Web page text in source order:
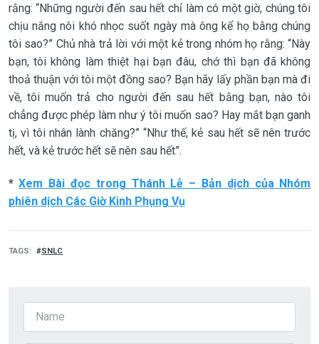
rằng: “Những người đến sau hết chỉ làm có một giờ, chúng tôi
chịu nắng nôi khó nhọc suốt ngày mà ông kể họ bằng chúng
tôi sao?” Chủ nhà trả lời với một kẻ trong nhóm họ rằng: “Này
bạn, tôi không làm thiệt hại bạn đâu, chớ thì bạn đã không
thoả thuận với tôi một đồng sao? Bạn hãy lấy phần bạn mà đi
về, tôi muốn trả cho người đến sau hết bằng bạn, nào tôi
chẳng được phép làm như ý tôi muốn sao? Hay mắt bạn ganh
tị, vì tôi nhân lành chăng?” “Như thế, kẻ sau hết sẽ nên trước
hết, và kẻ trước hết sẽ nên sau hết”.
*Xem Bài đọc trong Thánh Lễ – Bản dịch của Nhóm
phiên dịch Các Giờ Kinh Phụng Vụ
TAGS SNLC